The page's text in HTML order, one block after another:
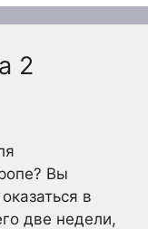
2
Вы
в
две недели,